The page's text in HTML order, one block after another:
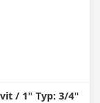
/ 1" Typ: 3/4"